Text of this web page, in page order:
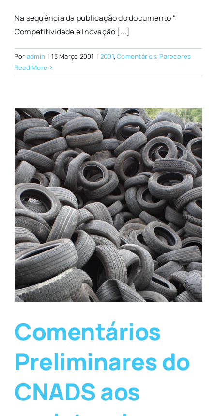
Na sequência da publicação do documento "
Competitividade e Inovação [...]
Por admin | 13 Março 2001 | 2001,Comentários, Pareceres
Read More
Comentários
Preliminares do
CNADS aos